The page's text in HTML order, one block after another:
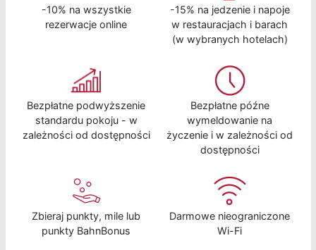
-10% na wszystkie
rezerwacje online
-15% na jedzenie i napoje
w restauracjach i barach
(w wybranych hotelach)
Bezpłatne podwyższenie
standardu pokoju - w
zależności od dostępności
Bezpłatne późne
wymeldowanie na
życzenie i w zależności od
dostępności
Zbieraj punkty, mile lub
punkty BahnBonus
Darmowe nieograniczone
Wi-Fi